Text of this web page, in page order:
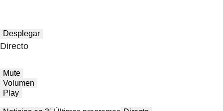
Desplegar
Directo
Mute
Volumen
Play